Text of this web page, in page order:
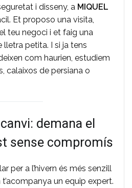
i disseny, a MIQUEL
Et proposo una visita,
teu negoci i et faig una
petita. I si ja tens
com haurien, estudiem
calaixos de persiana o
demana el
sense compromís
per a l’hivern és més senzill
un equip expert.